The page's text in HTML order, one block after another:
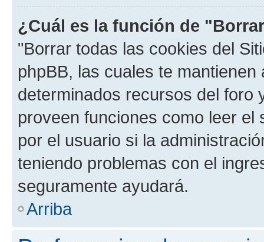
¿Cuál es la función de
"Borrar todas las cookies del
phpBB, las cuales te
determinados recursos del foro
proveen funciones como leer el
por el usuario si la
teniendo problemas con el
seguramente ayudará.
Arriba